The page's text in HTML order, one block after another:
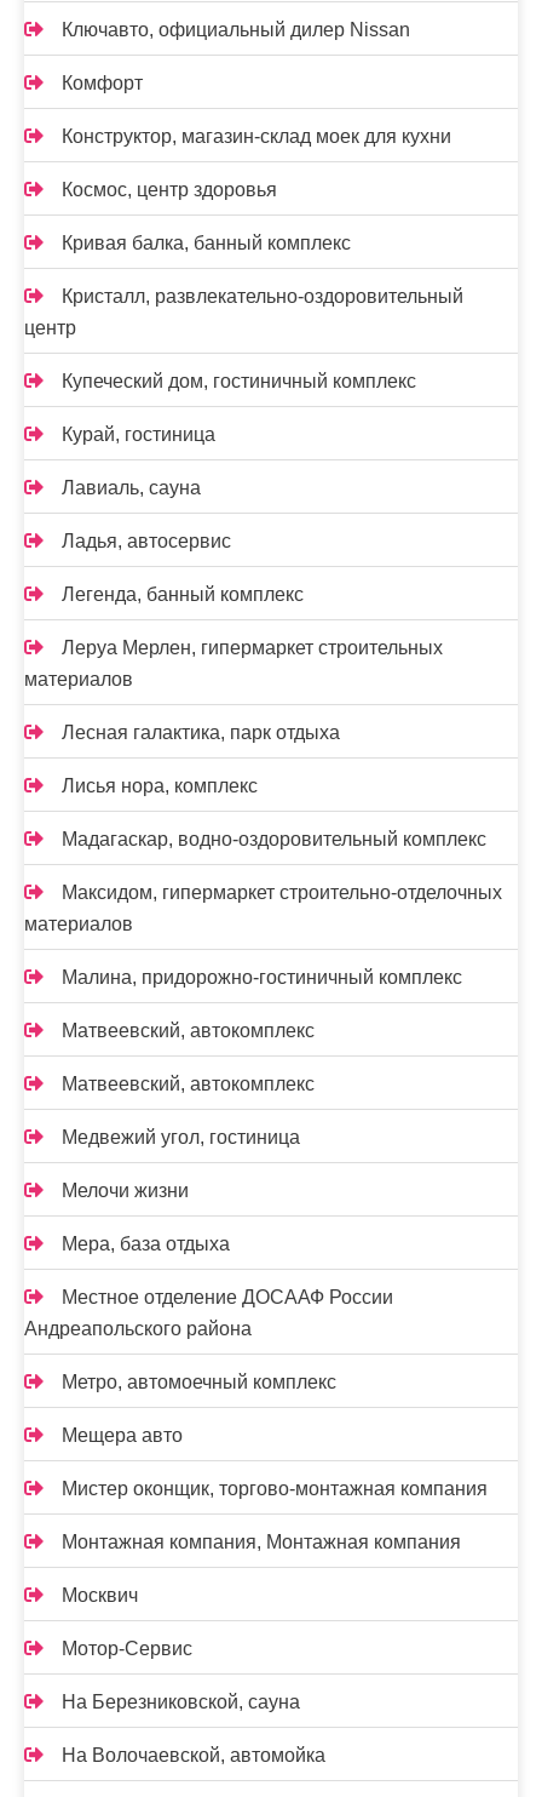
Ключавто, официальный дилер Nissan
Комфорт
Конструктор, магазин-склад моек для кухни
Космос, центр здоровья
Кривая балка, банный комплекс
Кристалл, развлекательно-оздоровительный
центр
Купеческий дом, гостиничный комплекс
Курай, гостиница
Лавиаль, сауна
Ладья, автосервис
Легенда, банный комплекс
Леруа Мерлен, гипермаркет строительных
материалов
Лесная галактика, парк отдыха
Лисья нора, комплекс
Мадагаскар, водно-оздоровительный комплекс
Максидом, гипермаркет строительно-отделочных
материалов
Малина, придорожно-гостиничный комплекс
Матвеевский, автокомплекс
Матвеевский, автокомплекс
Медвежий угол, гостиница
Мелочи жизни
Мера, база отдыха
Местное отделение ДОСААФ России
Андреапольского района
Метро, автомоечный комплекс
Мещера авто
Мистер оконщик, торгово-монтажная компания
Монтажная компания, Монтажная компания
Москвич
Мотор-Сервис
На Березниковской, сауна
На Волочаевской, автомойка